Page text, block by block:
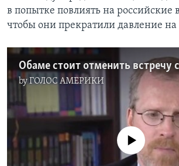
в попытке повлиять на российские
чтобы они прекратили давление
byГОЛОС АМЕРИКИ
No media source currently